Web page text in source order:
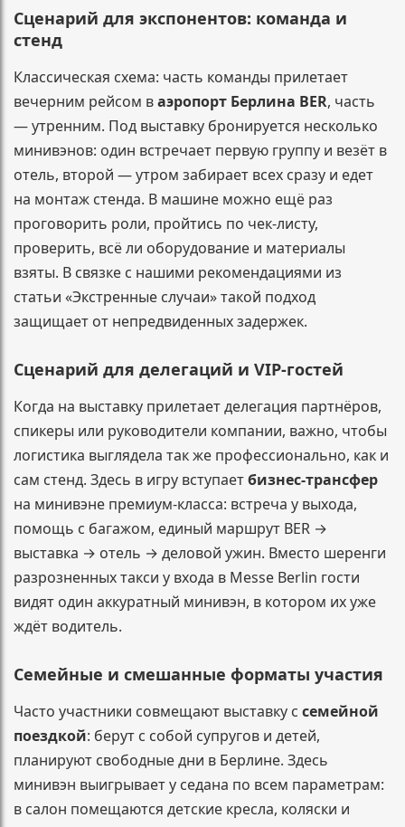
Сценарий для экспонентов: команда и
стенд
Классическая схема: часть команды прилетает
вечерним рейсом ваэропорт Берлина BER, часть
— утренним. Под выставку бронируется несколько
минивэнов: один встречает первую группу и везёт в
отель, второй — утром забирает всех сразу и едет
на монтаж стенда. В машине можно ещё раз
проговорить роли, пройтись по чек-листу,
проверить, всё ли оборудование и материалы
взяты. В связке с нашими рекомендациями из
статьи «Экстренные случаи» такой подход
защищает от непредвиденных задержек.
Сценарий для делегаций и VIP-гостей
Когда на выставку прилетает делегация партнёров,
спикеры или руководители компании, важно, чтобы
логистика выглядела так же профессионально, как и
сам стенд. Здесь в игру вступаетбизнес-трансфер
на минивэне премиум-класса: встреча у выхода,
помощь с багажом, единый маршрут BER →
выставка → отель → деловой ужин. Вместо шеренги
разрозненных такси у входа в Messe Berlin гости
видят один аккуратный минивэн, в котором их уже
ждёт водитель.
Семейные и смешанные форматы участия
Часто участники совмещают выставку с семейной
поездкой: берут с собой супругов и детей,
планируют свободные дни в Берлине. Здесь
минивэн выигрывает у седана по всем параметрам:
в салон помещаются детские кресла, коляски и